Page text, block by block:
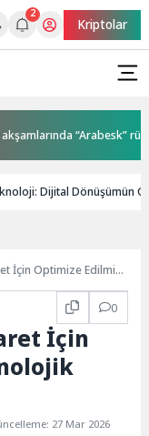
2
Kriptolar
“Arabesk” rüzgârı
Dijital Dönüşümün
İçin Optimize Edilmiş
0
İçin
27 Mar 2026